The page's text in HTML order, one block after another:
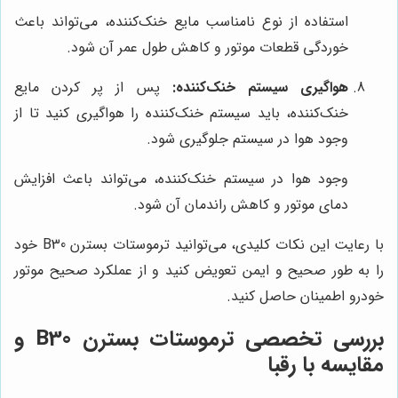
استفاده از نوع نامناسب مایع خنک‌کننده، می‌تواند باعث
خوردگی قطعات موتور و کاهش طول عمر آن شود.
هواگیری سیستم خنک‌کننده: پس از پر کردن مایع
خنک‌کننده، باید سیستم خنک‌کننده را هواگیری کنید تا از
وجود هوا در سیستم جلوگیری شود.
وجود هوا در سیستم خنک‌کننده، می‌تواند باعث افزایش
دمای موتور و کاهش راندمان آن شود.
با رعایت این نکات کلیدی، می‌توانید ترموستات بسترن B30 خود
را به طور صحیح و ایمن تعویض کنید و از عملکرد صحیح موتور
خودرو اطمینان حاصل کنید.
بررسی تخصصی ترموستات بسترن B30 و
مقایسه با رقبا